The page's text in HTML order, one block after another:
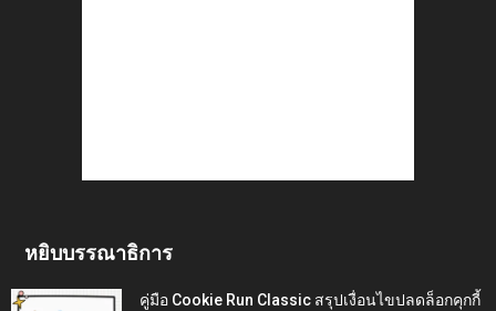
หยิบบรรณาธิการ
คู่มือ Cookie Run Classic สรุปเงื่อนไขปลดล็อกคุกกี้